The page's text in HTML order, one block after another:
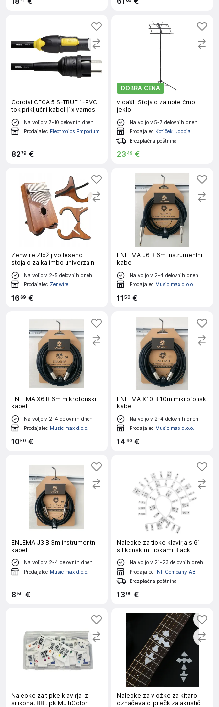
Cordial CFCA 5 S-TRUE 1-PVC
tok priključni kabel [1x varnostni
moški konektor - 1x powercon
moški konektor] 5.00 m črna
Na voljo v 7-10 delovnih dneh
Prodajalec Electronics Emporium
8279 €
DOBRA CENA
vidaXL Stojalo za note črno
jeklo
Na voljo v 5-7 delovnih dneh
Prodajalec Kotiček Udobja
Brezplačna poštnina
2349 €
Zenwire Zložljivo leseno
stojalo za kalimbo univerzalno
z mehko zaščitno površino 15 x
10,5 x 7 cm
Na voljo v 2-5 delovnih dneh
Prodajalec Zenwire
1669 €
ENLEMA J6 B 6m instrumentni
kabel
Na voljo v 2-4 delovnih dneh
Prodajalec Music max d.o.o.
11 50 €
ENLEMA X6 B 6m mikrofonski
kabel
Na voljo v 2-4 delovnih dneh
Prodajalec Music max d.o.o.
1050 €
ENLEMA X10 B 10m mikrofonski
kabel
Na voljo v 2-4 delovnih dneh
Prodajalec Music max d.o.o.
1490 €
ENLEMA J3 B 3m instrumentni
kabel
Na voljo v 2-4 delovnih dneh
Prodajalec Music max d.o.o.
8 50 €
Nalepke za tipke klavirja s 61
silikonskimi tipkami Black
Na voljo v 21-23 delovnih dneh
Prodajalec INF Company AB
Brezplačna poštnina
1399 €
Nalepke za tipke klavirja iz
silikona, 88 tipk MultiColor
Nalepke za vložke za kitaro -
označevalci prečk za akustične